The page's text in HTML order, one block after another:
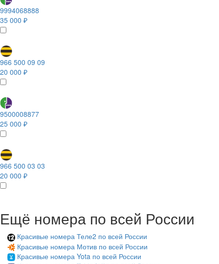
9994068888
35 000 ₽
966 500 09 09
20 000 ₽
9500008877
25 000 ₽
966 500 03 03
20 000 ₽
Ещё номера по всей России
Красивые номера Теле2 по всей России
Красивые номера Мотив по всей России
Красивые номера Yota по всей России